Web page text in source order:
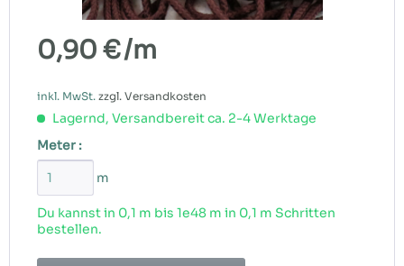
0,90 €/m
inkl. MwSt. zzgl. Versandkosten
Lagernd, Versandbereit ca. 2-4 Werktage
Meter :
m
Du kannst in 0,1 m bis 1e48 m in 0,1 m Schritten
bestellen.